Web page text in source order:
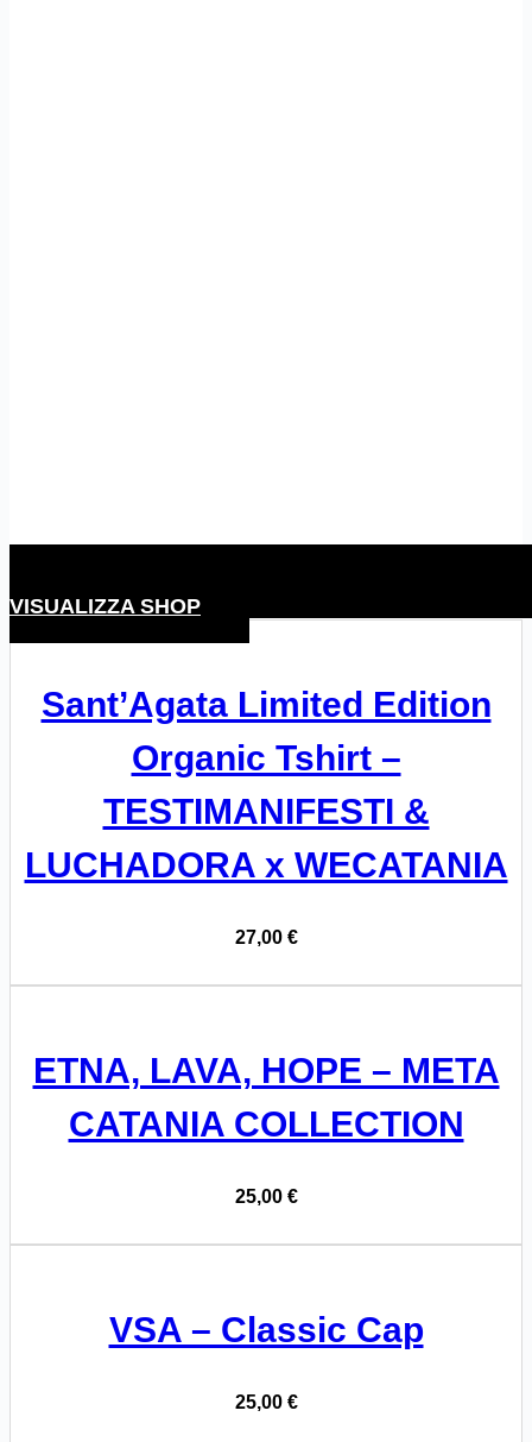
VISUALIZZA SHOP
Sant’Agata Limited Edition
Organic Tshirt –
TESTIMANIFESTI &
LUCHADORA x WECATANIA
27,00 €
ETNA, LAVA, HOPE – META
CATANIA COLLECTION
25,00 €
VSA – Classic Cap
25,00 €